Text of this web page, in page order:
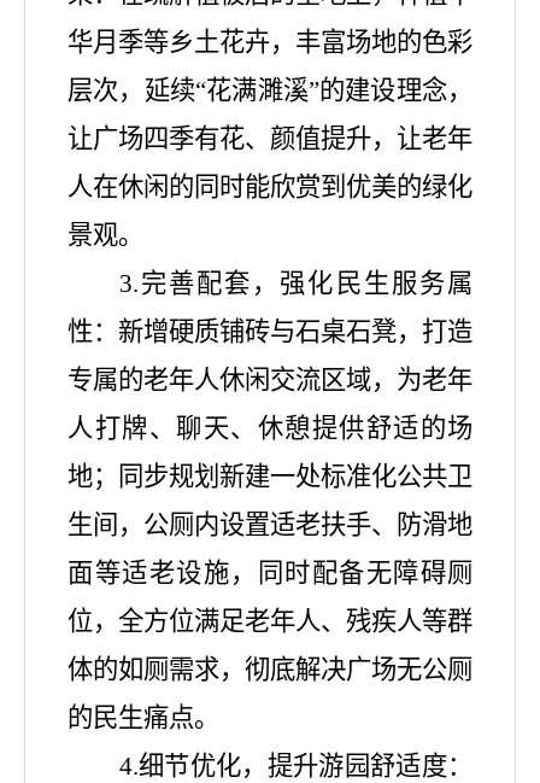
华月季等乡土花卉，丰富场地的色彩
层次，延续“花满濉溪”的建设理念，
让广场四季有花、颜值提升，让老年
人在休闲的同时能欣赏到优美的绿化
景观。
3.完善配套，强化民生服务属
性：新增硬质铺砖与石桌石凳，打造
专属的老年人休闲交流区域，为老年
人打牌、聊天、休憩提供舒适的场
地；同步规划新建一处标准化公共卫
生间，公厕内设置适老扶手、防滑地
面等适老设施，同时配备无障碍厕
位，全方位满足老年人、残疾人等群
体的如厕需求，彻底解决广场无公厕
的民生痛点。
4.细节优化，提升游园舒适度：